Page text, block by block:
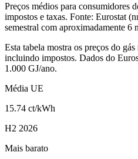
Preços médios para consumidores
impostos e taxas. Fonte: Eurostat
semestral com aproximadamente 6
Esta tabela mostra os preços do
incluindo impostos. Dados do
1.000 GJ/ano.
Média UE
15.74 ct/kWh
H2 2026
Mais barato